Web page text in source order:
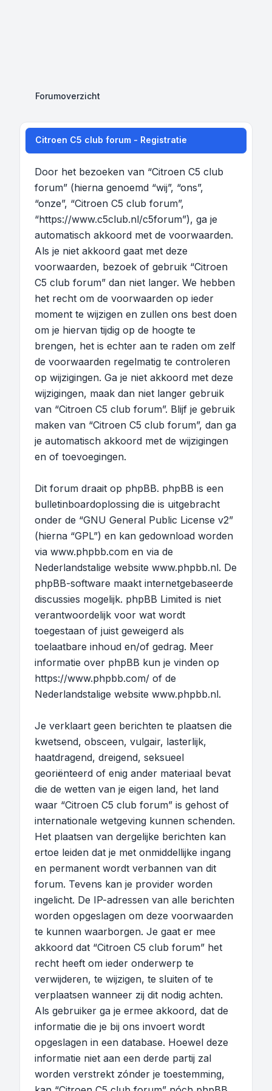
Forumoverzicht
Citroen C5 club forum - Registratie
Door het bezoeken van “Citroen C5 club
forum” (hierna genoemd “wij”, “ons”,
“onze”, “Citroen C5 club forum”,
“https://www.c5club.nl/c5forum”), ga je
automatisch akkoord met de voorwaarden.
Als je niet akkoord gaat met deze
voorwaarden, bezoek of gebruik “Citroen
C5 club forum” dan niet langer. We hebben
het recht om de voorwaarden op ieder
moment te wijzigen en zullen ons best doen
om je hiervan tijdig op de hoogte te
brengen, het is echter aan te raden om zelf
de voorwaarden regelmatig te controleren
op wijzigingen. Ga je niet akkoord met deze
wijzigingen, maak dan niet langer gebruik
van “Citroen C5 club forum”. Blijf je gebruik
maken van “Citroen C5 club forum”, dan ga
je automatisch akkoord met de wijzigingen
en of toevoegingen.
Dit forum draait op phpBB. phpBB is een
bulletinboardoplossing die is uitgebracht
onder de “GNU General Public License v2”
(hierna “GPL”) en kan gedownload worden
via www.phpbb.com en via de
Nederlandstalige website www.phpbb.nl. De
phpBB-software maakt internetgebaseerde
discussies mogelijk. phpBB Limited is niet
verantwoordelijk voor wat wordt
toegestaan of juist geweigerd als
toelaatbare inhoud en/of gedrag. Meer
informatie over phpBB kun je vinden op
https://www.phpbb.com/ of de
Nederlandstalige website www.phpbb.nl.
Je verklaart geen berichten te plaatsen die
kwetsend, obsceen, vulgair, lasterlijk,
haatdragend, dreigend, seksueel
georiënteerd of enig ander materiaal bevat
die de wetten van je eigen land, het land
waar “Citroen C5 club forum” is gehost of
internationale wetgeving kunnen schenden.
Het plaatsen van dergelijke berichten kan
ertoe leiden dat je met onmiddellijke ingang
en permanent wordt verbannen van dit
forum. Tevens kan je provider worden
ingelicht. De IP-adressen van alle berichten
worden opgeslagen om deze voorwaarden
te kunnen waarborgen. Je gaat er mee
akkoord dat “Citroen C5 club forum” het
recht heeft om ieder onderwerp te
verwijderen, te wijzigen, te sluiten of te
verplaatsen wanneer zij dit nodig achten.
Als gebruiker ga je ermee akkoord, dat de
informatie die je bij ons invoert wordt
opgeslagen in een database. Hoewel deze
informatie niet aan een derde partij zal
worden verstrekt zónder je toestemming,